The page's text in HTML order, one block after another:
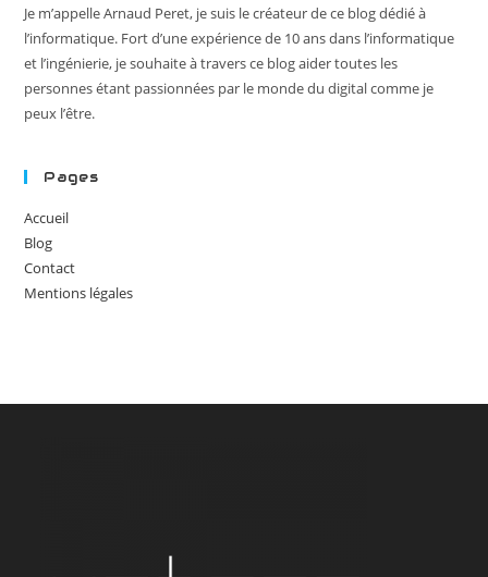
Je m’appelle Arnaud Peret, je suis le créateur de ce blog dédié à
l’informatique. Fort d’une expérience de 10 ans dans l’informatique
et l’ingénierie, je souhaite à travers ce blog aider toutes les
personnes étant passionnées par le monde du digital comme je
peux l’être.
Pages
Accueil
Blog
Contact
Mentions légales